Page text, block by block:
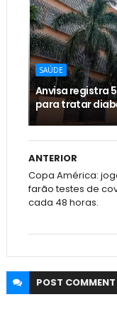
SAÚDE
Anvisa registra
para tratar
ANTERIOR
Copa América:
farão testes de
cada 48 horas.
POST COMMENT